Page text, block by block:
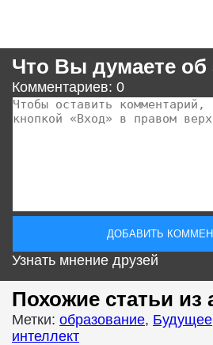
Что Вы думаете об
Комментариев: 0
Узнать мнение друзей
Похожие статьи из
Метки: образование, Будущее
интеллект